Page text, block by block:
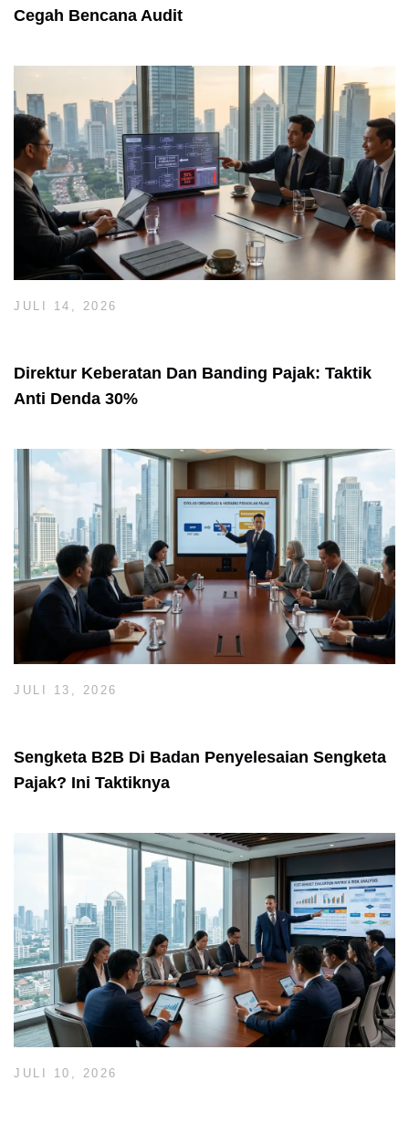
Cegah Bencana Audit
JULI 14, 2026
Direktur Keberatan Dan Banding Pajak: Taktik
Anti Denda 30%
JULI 13, 2026
Sengketa B2B Di Badan Penyelesaian Sengketa
Pajak? Ini Taktiknya
JULI 10, 2026